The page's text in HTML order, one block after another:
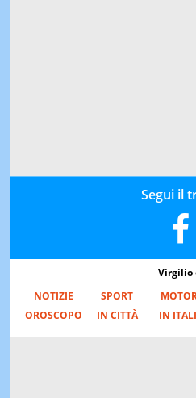
Segui il
Virgilio
NOTIZIE
SPORT
OROSCOPO
IN CITTÀ IN